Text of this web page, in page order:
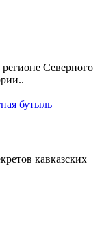
Северного
кавказских